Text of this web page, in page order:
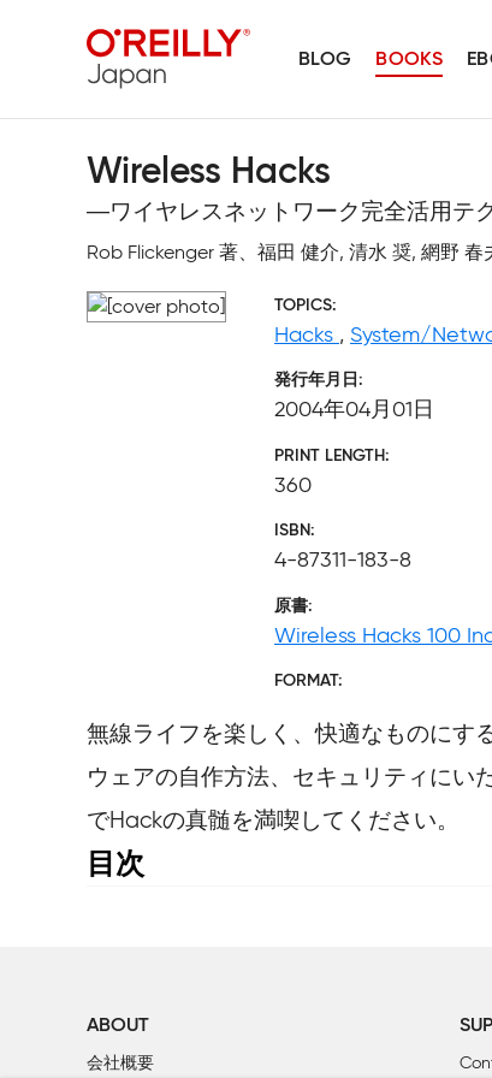
BLOG BOOKS
Wireless Hacks
―ワイヤレスネットワーク完全活用テ
Rob Flickenger 著、福田 健介, 清水 奨, 網野 春
TOPICS
Hacks , System/
発行年月日
2004年04月01日
PRINT LENGTH
360
ISBN
4-87311-183-8
原書
Wireless Hacks 100
FORMAT
無線ライフを楽しく、快適なものにす
ウェアの自作方法、セキュリティにい
でHackの真髄を満喫してください。
目次
1章　標準
ABOUT
会社概要